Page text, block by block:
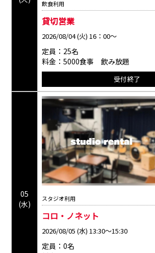
飲食利用
貸切営業
2026/08/04 (火) 16：00～
定員：25名
料金：5000食事 飲み放題
受付終了
05
(水)
スタジオ利用
コロ・ノネット
2026/08/05 (水) 13:30～15:30
定員：0名